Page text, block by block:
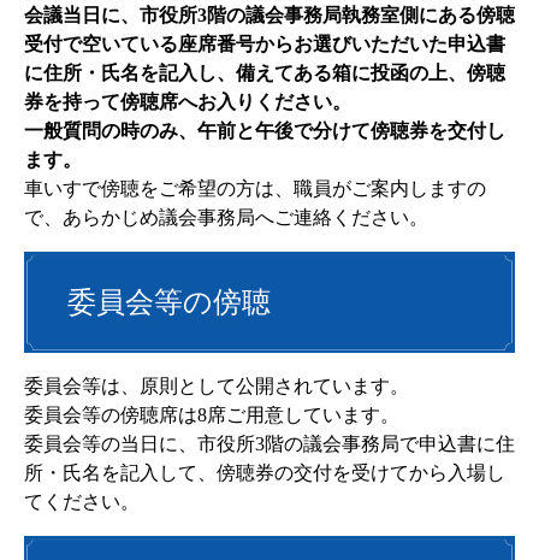
会議当日に、市役所3階の議会事務局執務室側にある傍聴
受付で空いている座席番号からお選びいただいた申込書
に住所・氏名を記入し、備えてある箱に投函の上、傍聴
券を持って傍聴席へお入りください。
一般質問の時のみ、午前と午後で分けて傍聴券を交付し
ます。
車いすで傍聴をご希望の方は、職員がご案内しますの
で、あらかじめ議会事務局へご連絡ください。
委員会等の傍聴
委員会等は、原則として公開されています。
委員会等の傍聴席は8席ご用意しています。
委員会等の当日に、市役所3階の議会事務局で申込書に住
所・氏名を記入して、傍聴券の交付を受けてから入場し
てください。